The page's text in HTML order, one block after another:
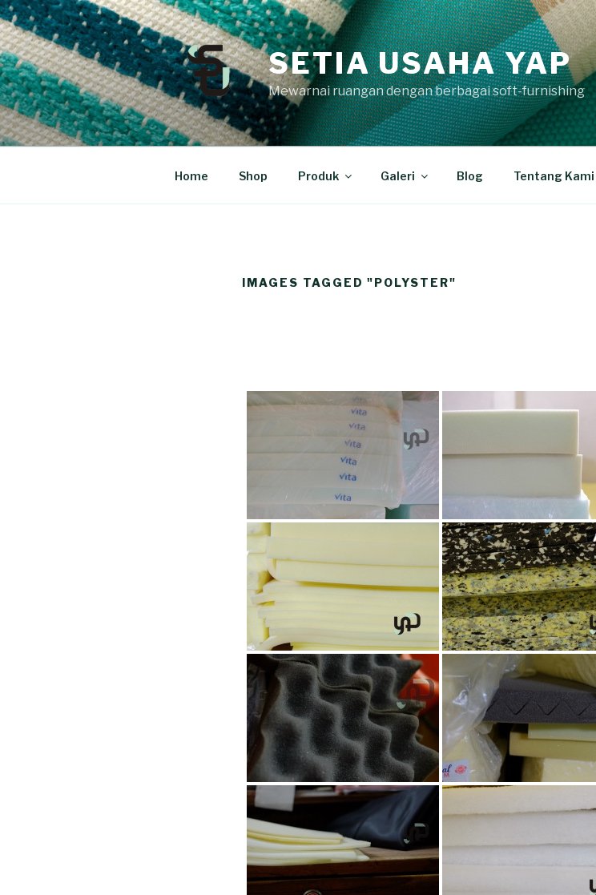
Skip
to
content
SETIA USAHA YAP
Mewarnai ruangan dengan berbagai soft-furnishing
Home Shop Produk Galeri Blog Tentang Kami
IMAGES TAGGED "POLYSTER"